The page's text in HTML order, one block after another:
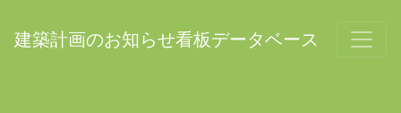
建築計画のお知らせ看板データベース